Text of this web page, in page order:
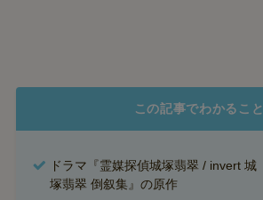
この記事でわかること
ドラマ『霊媒探偵城塚翡翠 / invert 城
塚翡翠 倒叙集』の原作